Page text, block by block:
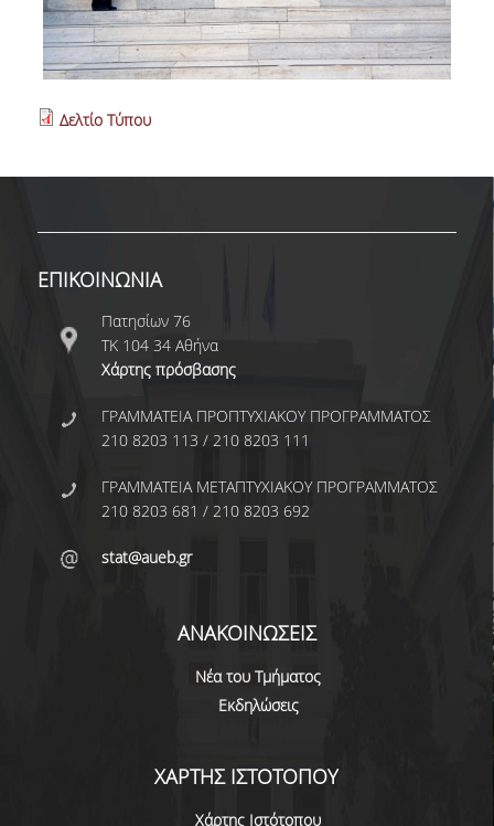
ΟΔΗΓΟΣ ΣΠΟΥΔΩΝ
ΟΔΗΓΟΣ ΣΠΟΥΔΩΝ 2025-26
ΜΑΘΗΜΑΤΑ
ΜΑΘΗΜΑΤΑ ΠΡΟΓΡΑΜΜΑΤΟΣ
ΕΠΙΛΟΓΗΣ ΑΠΟ ΑΛΛΑ ΤΜΗΜΑΤΑ
ΚΥΚΛΟΙ ΜΑΘΗΜΑΤΩΝ
ΠΕΡΙΓΡΑΜΜΑΤΑ ΜΑΘΗΜΑΤΩΝ
ΔΙΠΛΩΜΑΤΙΚΗ ΕΡΓΑΣΙΑ
ΠΡΑΚΤΙΚΗ ΑΣΚΗΣΗ
ΑΚΑΔ. ΕΤΟΥΣ 2026-27
ΣΥΜΒΟΥΛΟΙ ΚΑΘΗΓΗΤΕΣ
ΠΑΙΔΑΓΩΓΙΚΗ ΕΠΑΡΚΕΙΑ
Δελτίο Τύπου
ΕΠΙΚΟΙΝΩΝΙΑ
Πατησίων 76
ΤΚ 104 34 Αθήνα
Χάρτης πρόσβασης
ΓΡΑΜΜΑΤΕΙΑ ΠΡΟΠΤΥΧΙΑΚΟΥ ΠΡΟΓΡΑΜΜΑΤΟΣ
210 8203 113 / 210 8203 111
ΓΡΑΜΜΑΤΕΙΑ ΜΕΤΑΠΤΥΧΙΑΚΟΥ ΠΡΟΓΡΑΜΜΑΤΟΣ
210 8203 681 / 210 8203 692
stat@aueb.gr
ΑΝΑΚΟΙΝΩΣΕΙΣ
Νέα του Τμήματος
Εκδηλώσεις
ΧΑΡΤΗΣ ΙΣΤΟΤΟΠΟΥ
Χάρτης Ιστότοπου